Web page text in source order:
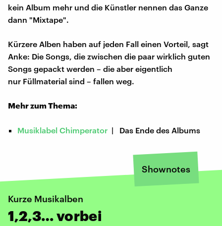
kein Album mehr und die Künstler nennen das Ganze
dann "Mixtape".
Kürzere Alben haben auf jeden Fall einen Vorteil, sagt
Anke: Die Songs, die zwischen die paar wirklich guten
Songs gepackt werden – die aber eigentlich
nur Füllmaterial sind – fallen weg.
Mehr zum Thema:
Musiklabel Chimperator | Das Ende des Albums
Shownotes
Kurze Musikalben
1,2,3… vorbei